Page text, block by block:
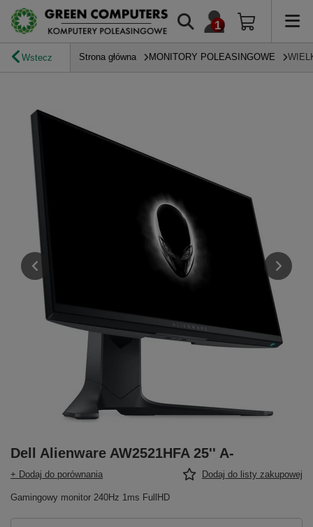
Wstecz Strona główna MONITORY POLEASINGOWE
Dell Alienware AW2521HFA 25'' A-
+ Dodaj do porównania Dodaj do listy zakupowej
Gamingowy monitor 240Hz 1ms FullHD